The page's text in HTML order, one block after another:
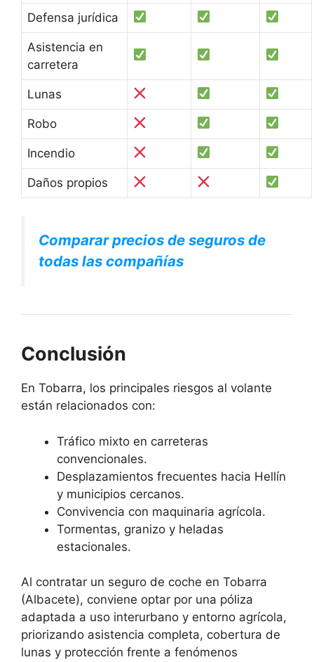
Defensa jurídica
Asistencia en
carretera
Lunas
Robo
Incendio
Daños propios
Comparar precios de seguros de
todas las compañías
Conclusión
En Tobarra, los principales riesgos al volante
están relacionados con:
Tráfico mixto en carreteras
convencionales.
Desplazamientos frecuentes hacia Hellín
y municipios cercanos.
Convivencia con maquinaria agrícola.
Tormentas, granizo y heladas
estacionales.
Al contratar un seguro de coche en Tobarra
(Albacete), conviene optar por una póliza
adaptada a uso interurbano y entorno agrícola,
priorizando asistencia completa, cobertura de
lunas y protección frente a fenómenos